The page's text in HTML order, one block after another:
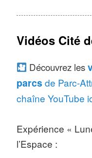
Vidéos Cité
Découvrez les
parcs de Parc-
chaîne YouTube
Expérience «
l’Espace :